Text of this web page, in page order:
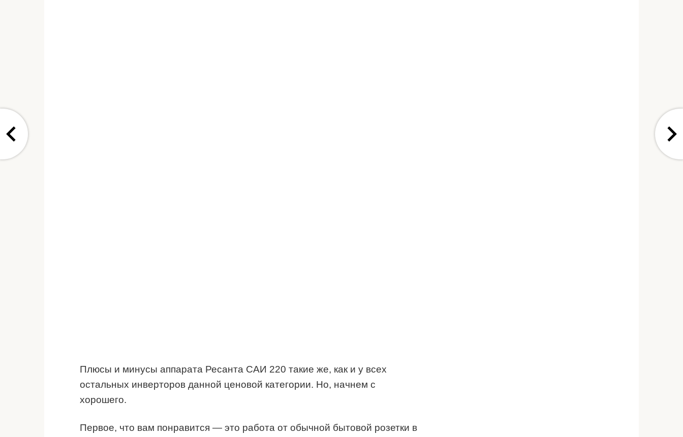
Плюсы и минусы аппарата Ресанта САИ 220 такие же, как и у всех
остальных инверторов данной ценовой категории. Но, начнем с
хорошего.
Первое, что вам понравится — это работа от обычной бытовой розетки в